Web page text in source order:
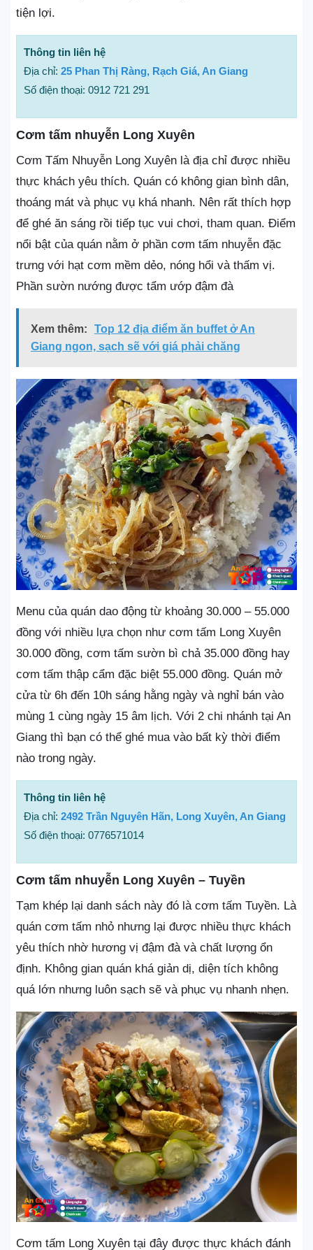
tiện lợi.
Thông tin liên hệ
Địa chỉ: 25 Phan Thị Ràng, Rạch Giá, An Giang
Số điện thoại: 0912 721 291
Cơm tấm nhuyễn Long Xuyên
Cơm Tấm Nhuyễn Long Xuyên là địa chỉ được nhiều
thực khách yêu thích. Quán có không gian bình dân,
thoáng mát và phục vụ khá nhanh. Nên rất thích hợp
để ghé ăn sáng rồi tiếp tục vui chơi, tham quan. Điểm
nổi bật của quán nằm ở phần cơm tấm nhuyễn đặc
trưng với hạt cơm mềm dẻo, nóng hổi và thấm vị.
Phần sườn nướng được tẩm ướp đậm đà
Xem thêm:
Top 12 địa điểm ăn buffet ở An
Giang ngon, sạch sẽ với giá phải chăng
Menu của quán dao động từ khoảng 30.000 – 55.000
đồng với nhiều lựa chọn như cơm tấm Long Xuyên
30.000 đồng, cơm tấm sườn bì chả 35.000 đồng hay
cơm tấm thập cẩm đặc biệt 55.000 đồng. Quán mở
cửa từ 6h đến 10h sáng hằng ngày và nghỉ bán vào
mùng 1 cùng ngày 15 âm lịch. Với 2 chi nhánh tại An
Giang thì bạn có thể ghé mua vào bất kỳ thời điểm
nào trong ngày.
Thông tin liên hệ
Địa chỉ: 2492 Trần Nguyên Hãn, Long Xuyên, An Giang
Số điện thoại: 0776571014
Cơm tấm nhuyễn Long Xuyên – Tuyền
Tạm khép lại danh sách này đó là cơm tấm Tuyền. Là
quán cơm tấm nhỏ nhưng lại được nhiều thực khách
yêu thích nhờ hương vị đậm đà và chất lượng ổn
định. Không gian quán khá giản dị, diện tích không
quá lớn nhưng luôn sạch sẽ và phục vụ nhanh nhẹn.
Cơm tấm Long Xuyên tại đây được thực khách đánh